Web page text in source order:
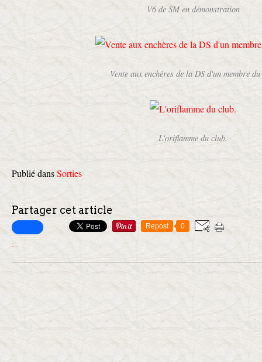
V6 de SM en démonstration
Vente aux enchères de la DS d'un membre
L'oriflamme du club.
Publié dansSorties
Partager cet article
Repost 0
…